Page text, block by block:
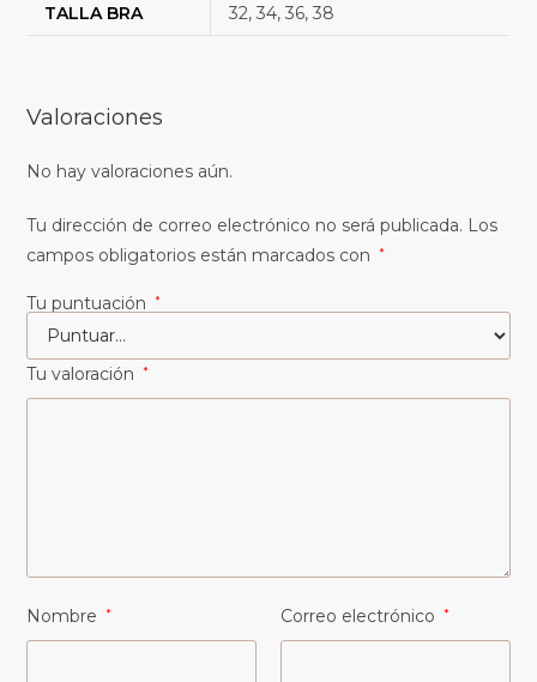
TALLA BRA
32, 34, 36, 38
Valoraciones
No hay valoraciones aún.
Tu dirección de correo electrónico no será publicada. Los
campos obligatorios están marcados con
*
Tu puntuación *
Tu valoración *
Nombre * Correo electrónico *